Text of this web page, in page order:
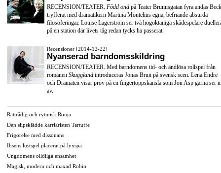
RECENSION/TEATER. Född ond på Teater Brunnsgatan fyra andas
tryfferat med dramatikern Martina Montelius egna, befriande absurda
filosoferingar. Louise Lagerström ser två högoktaniga skådespelare
på en station där livets tåg redan tycks ha passerat.
Recensioner [2014-12-22]
Nyanserad barndomsskildring
RECENSION/TEATER. Med barndomens tid- och ändlösa rollspel från
romanen Skuggland introduceras Jonas Brun på svensk scen. Lena Endre
och Dramaten visar prov på en fingertoppskänsla som Jon Asp gärna ser
av.
Rättrådig och rytmisk Ronja
Den slipsklädde karriäristen Tartuffe
Frigörelse med dissonans
Ibsens lustspel placerat på lyxspa
Ungdomens olidliga ensamhet
Magisk, modern och maxad Robin